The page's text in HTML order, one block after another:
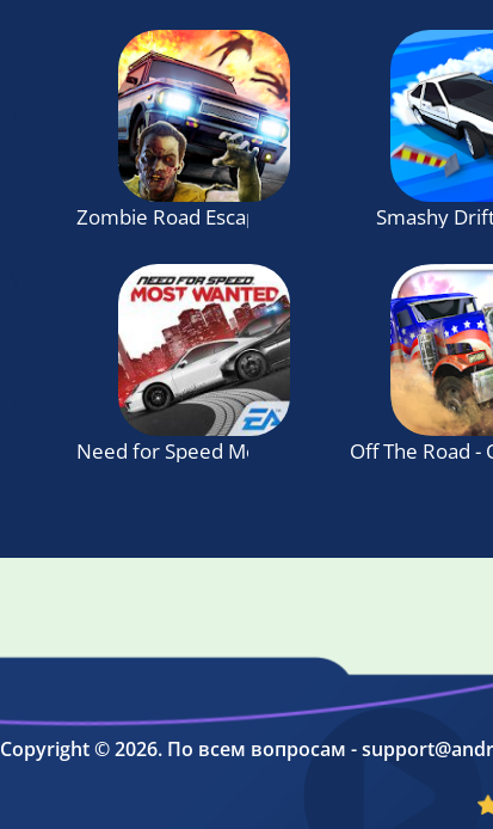
Zombie Road Escape Smashy
Need for Speed Most WantedOff The Road -
Copyright © 2026. По всем вопросам -